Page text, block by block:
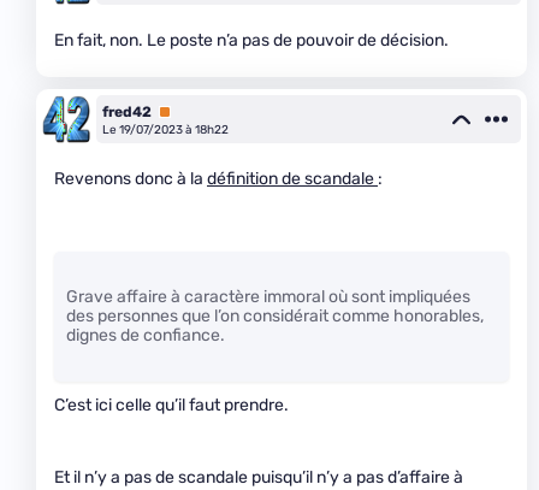
En fait, non. Le poste n’a pas de pouvoir de décision.
fred42 Premium
Le 19/07/2023 à 18h22
Revenons donc à la définition de scandale :
Grave affaire à caractère immoral où sont impliquées
des personnes que l’on considérait comme honorables,
dignes de confiance.
C’est ici celle qu’il faut prendre.
Et il n’y a pas de scandale puisqu’il n’y a pas d’affaire à